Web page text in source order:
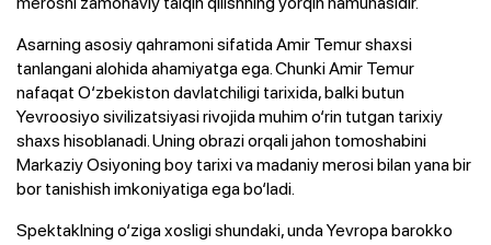
Asarning asosiy qahramoni sifatida Amir Temur shaxsi
tanlangani alohida ahamiyatga ega. Chunki Amir Temur
nafaqat O‘zbekiston davlatchiligi tarixida, balki butun
Yevroosiyo sivilizatsiyasi rivojida muhim o‘rin tutgan tarixiy
shaxs hisoblanadi. Uning obrazi orqali jahon tomoshabini
Markaziy Osiyoning boy tarixi va madaniy merosi bilan yana bir
bor tanishish imkoniyatiga ega bo‘ladi.
Spektaklning o‘ziga xosligi shundaki, unda Yevropa barokko